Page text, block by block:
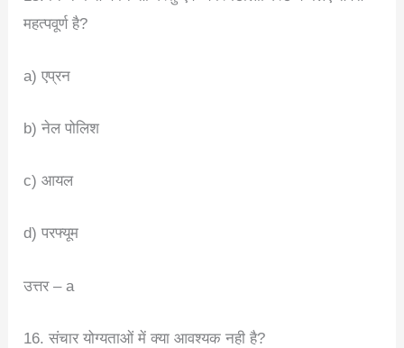
महत्पवूर्ण है?
a) एप्रन
b) नेल पोलिश
c) आयल
d) परफ्यूम
उत्तर – a
16. संचार योग्यताओं में क्या आवश्यक नही है?